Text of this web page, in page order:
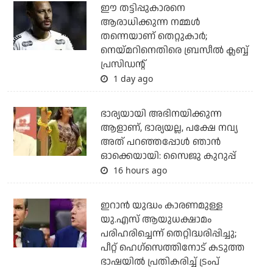
ഈ തട്ടിപ്പുകാരനെ
ആരാധിക്കുന്ന നമ്മള്‍
തന്നെയാണ് തെറ്റുകാര്‍;
നെയ്മറിനെതിരെ ബ്രസീല്‍ ക്ലബ്ബ്
പ്രസിഡന്റ്
1 day ago
ഭാര്യയായി അഭിനയിക്കുന്ന
ആളാണ്, ഭാര്യയല്ല, പക്ഷേ നവ്യ
അത് പറഞ്ഞപ്പോള്‍ ഞാന്‍
ഓക്കെയായി: സൈജു കുറുപ്പ്
16 hours ago
ഇറാന്‍ യുദ്ധം കാരണമുള്ള
യു.എസ് ആയുധക്ഷാമം
പരിഹരിച്ചെന്ന് തെറ്റിദ്ധരിപ്പിച്ചു;
പീറ്റ് ഹെഗ്‌സെത്തിനോട് കടുത്ത
ഭാഷയില്‍ പ്രതികരിച്ച് ട്രംപ്